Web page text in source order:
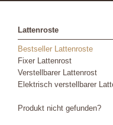
Lattenroste
Bestseller Lattenroste
Fixer Lattenrost
Verstellbarer Lattenrost
Elektrisch verstellbarer
Produkt nicht gefunden?